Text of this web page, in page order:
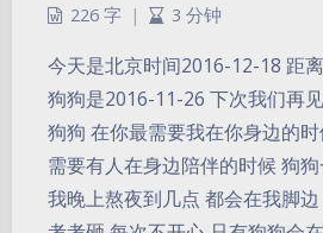
226 字 | 3 分钟
今天是北京时间2016-12-18 距
狗狗是2016-11-26 下次我们再
狗狗 在你最需要我在你身边的
需要有人在身边陪伴的时候 狗
我晚上熬夜到几点 都会在我脚